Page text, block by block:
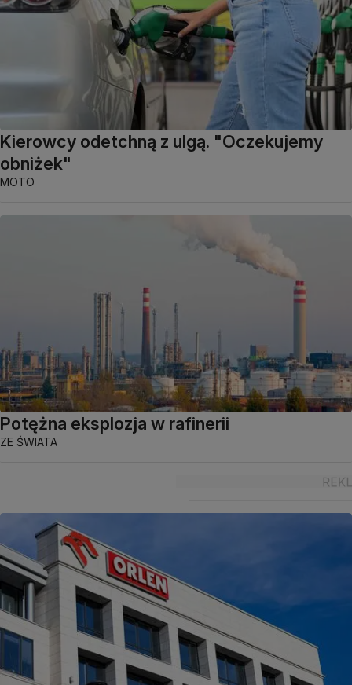
Kierowcy odetchną z ulgą. "Oczekujemy
obniżek"
MOTO
Potężna eksplozja w rafinerii
ZE ŚWIATA